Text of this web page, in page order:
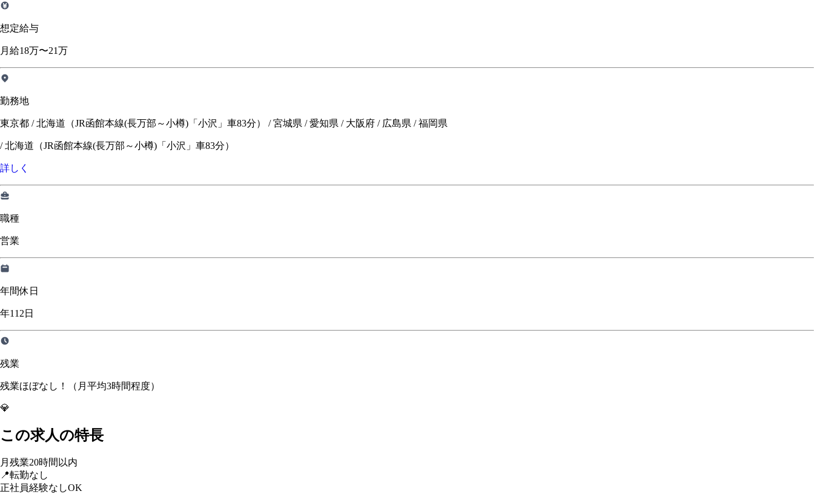
想定給与
月給18万〜21万
勤務地
東京都 / 北海道（JR函館本線(長万部～小樽)「小沢」車83分） / 宮城県 / 愛知県 / 大阪府 / 広島県 / 福岡県
/北海道（JR函館本線(長万部～小樽)「小沢」車83分）
詳しく
職種
営業
年間休日
年112日
残業
残業ほぼなし！（月平均3時間程度）
💎
この求人の特長
月残業20時間以内
📍転勤なし
正社員経験なしOK